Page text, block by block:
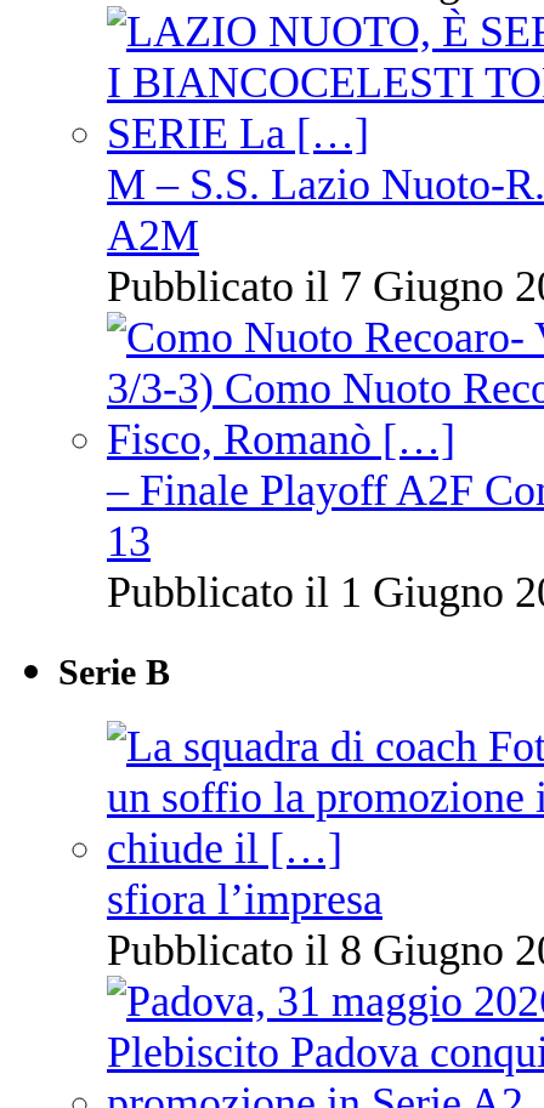
M – S.S. Lazio Nuoto-
A2M
Pubblicato il 7 Giugno
– Finale Playoff A2F
13
Pubblicato il 1 Giugno
Serie B
sfiora l’impresa
Pubblicato il 8 Giugno